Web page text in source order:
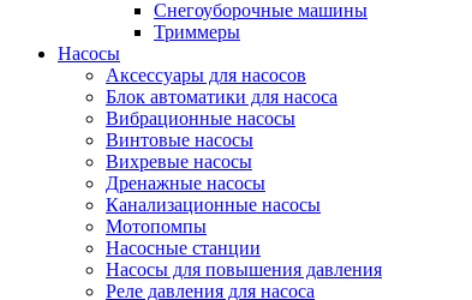
Снегоуборочные машины
Триммеры
Насосы
Аксессуары для насосов
Блок автоматики для насоса
Вибрационные насосы
Винтовые насосы
Вихревые насосы
Дренажные насосы
Канализационные насосы
Мотопомпы
Насосные станции
Насосы для повышения давления
Реле давления для насоса